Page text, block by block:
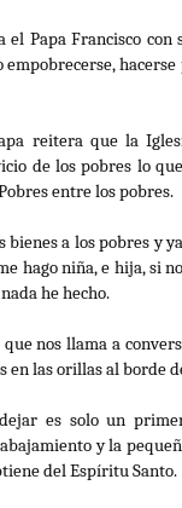
Papa Francisco con
empobrecerse,
reitera que la
de los pobres lo
entre los pobres.
bienes a los pobres y
hago niña, e hija, si
he hecho.
nos llama a
en las orillas al borde
es solo un
y la
del Espíritu Santo.